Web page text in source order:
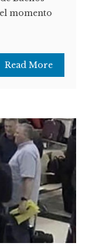
momento
Read More